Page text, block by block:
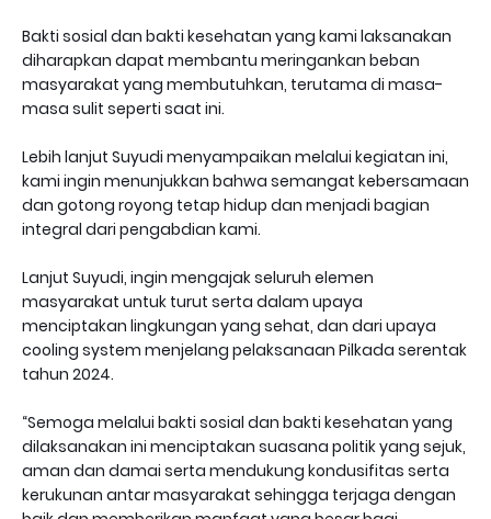
Bakti sosial dan bakti kesehatan yang kami laksanakan
diharapkan dapat membantu meringankan beban
masyarakat yang membutuhkan, terutama di masa-
masa sulit seperti saat ini.
Lebih lanjut Suyudi menyampaikan melalui kegiatan ini,
kami ingin menunjukkan bahwa semangat kebersamaan
dan gotong royong tetap hidup dan menjadi bagian
integral dari pengabdian kami.
Lanjut Suyudi, ingin mengajak seluruh elemen
masyarakat untuk turut serta dalam upaya
menciptakan lingkungan yang sehat, dan dari upaya
cooling system menjelang pelaksanaan Pilkada serentak
tahun 2024.
“Semoga melalui bakti sosial dan bakti kesehatan yang
dilaksanakan ini menciptakan suasana politik yang sejuk,
aman dan damai serta mendukung kondusifitas serta
kerukunan antar masyarakat sehingga terjaga dengan